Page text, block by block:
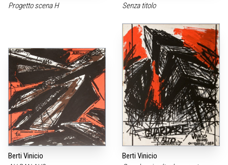
Progetto scena H
Senza titolo
Berti Vinicio
Berti Vinicio